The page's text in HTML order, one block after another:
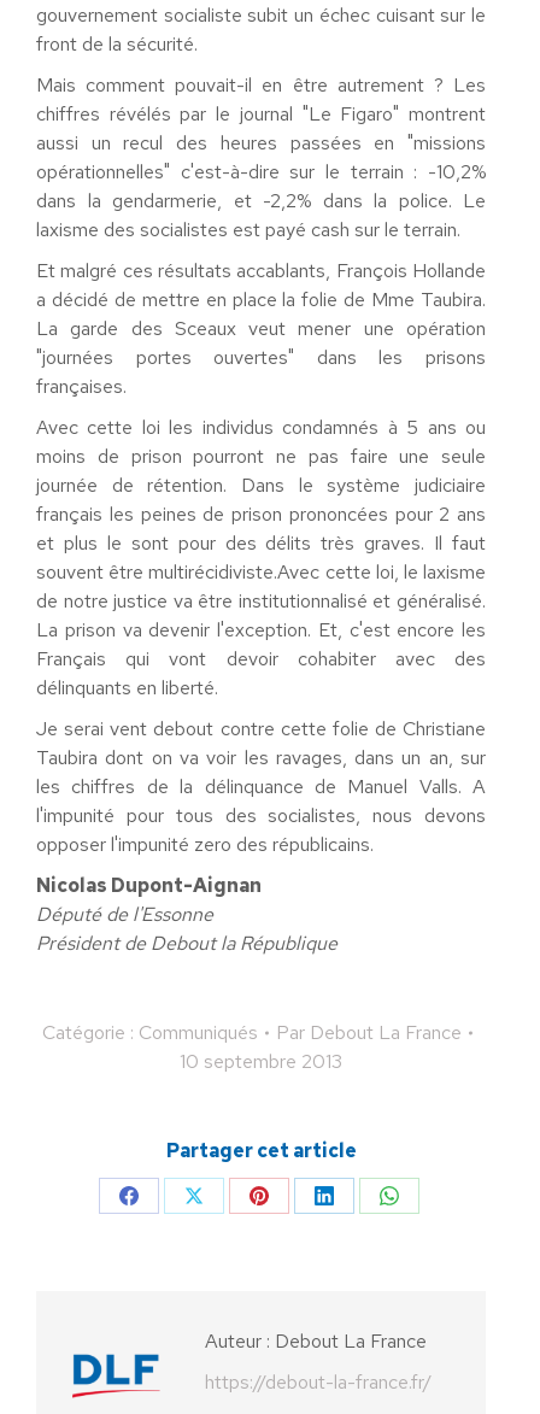
gouvernement socialiste subit un échec cuisant sur le
front de la sécurité.
Mais comment pouvait-il en être autrement ? Les
chiffres révélés par le journal "Le Figaro" montrent
aussi un recul des heures passées en "missions
opérationnelles" c'est-à-dire sur le terrain : -10,2%
dans la gendarmerie, et -2,2% dans la police. Le
laxisme des socialistes est payé cash sur le terrain.
Et malgré ces résultats accablants, François Hollande
a décidé de mettre en place la folie de Mme Taubira.
La garde des Sceaux veut mener une opération
"journées portes ouvertes" dans les prisons
françaises.
Avec cette loi les individus condamnés à 5 ans ou
moins de prison pourront ne pas faire une seule
journée de rétention. Dans le système judiciaire
français les peines de prison prononcées pour 2 ans
et plus le sont pour des délits très graves. Il faut
souvent être multirécidiviste.Avec cette loi, le laxisme
de notre justice va être institutionnalisé et généralisé.
La prison va devenir l'exception. Et, c'est encore les
Français qui vont devoir cohabiter avec des
délinquants en liberté.
Je serai vent debout contre cette folie de Christiane
Taubira dont on va voir les ravages, dans un an, sur
les chiffres de la délinquance de Manuel Valls. A
l'impunité pour tous des socialistes, nous devons
opposer l'impunité zero des républicains.
Nicolas Dupont-Aignan
Député de l'Essonne
Président de Debout la République
Catégorie : Communiqués Par Debout La France
10 septembre 2013
Partager cet article
PartagerPartagerPartagerPartagerPartager
Auteur : Debout La France
https://debout-la-france.fr/